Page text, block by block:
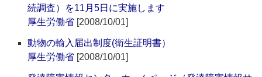
続調査）を11月5日に実施します
厚生労働省 [2008/10/01]
動物の輸入届出制度(衛生証明書）
厚生労働省 [2008/10/01]